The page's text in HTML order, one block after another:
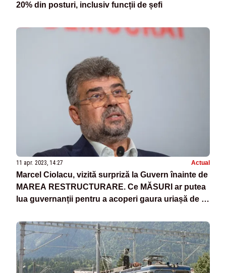
20% din posturi, inclusiv funcții de șefi
11 apr. 2023, 14:27 Actual
Marcel Ciolacu, vizită surpriză la Guvern înainte de
MAREA RESTRUCTURARE. Ce MĂSURI ar putea
lua guvernanții pentru a acoperi gaura uriașă de la